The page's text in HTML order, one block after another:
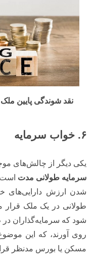
نقد شوندگی پایین
۶. خواب سرمایه
یکی دیگر از چالش‌های
سرمایه طولانی مدت
شدن ارزش دارایی‌های
طولانی در یک ملک
شود که سرمایه‌گذاران
روی آورند، که این
مسکن یا بورس مدنظر